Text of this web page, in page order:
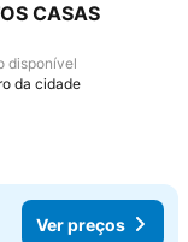
favoritos
CASAS
disponível
da cidade
Ver preços